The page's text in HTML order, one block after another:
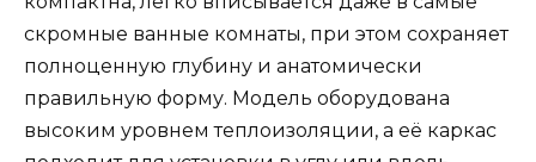
скромные ванные комнаты, при этом сохраняет
полноценную глубину и анатомически
правильную форму. Модель оборудована
высоким уровнем теплоизоляции, а её каркас